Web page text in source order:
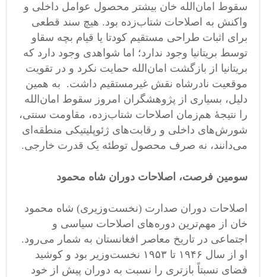
سقوط امان‌الله خان بیشتر محصول عوامل داخلی و
واکنش به اصلاحات شتاب‌زده بود. هیچ سند قطعی
برای اثبات طراحی مستقیم کودتا یا قیام بچه سقاو
توسط بریتانیا وجود ندارد؛ اما شواهدی وجود دارد که
بریتانیا از بازگشت امان‌الله حمایت نکرد و در تقویت
موقعیت نادرشاه نقش غیرمستقیم داشت. به همین
دلیل، بسیاری از پژوهشگران امروز سقوط امان‌الله
را نتیجهٔ هم‌زمان اصلاحات شتاب‌زده، مقاومت سنتی،
شورش‌های داخلی و رقابت‌های ژئوپلیتیکی منطقه‌ای
می‌دانند، نه صرف محصول توطئه یک قدرت خارجی.
سومین فرصت، اصلاحات دوران شاه محمود
اصلاحات دوران صدارت (نخست‌وزیری) شاه محمود
خان از مهم‌ترین دوره‌های اصلاحات سیاسی و
اجتماعی در تاریخ معاصر افغانستان به شمار می‌رود.
او از سال ۱۹۴۶ تا ۱۹۵۳ نخست‌وزیر بود و کوشید
فضای نسبتاً بازتری را نسبت به دوران پیش از خود